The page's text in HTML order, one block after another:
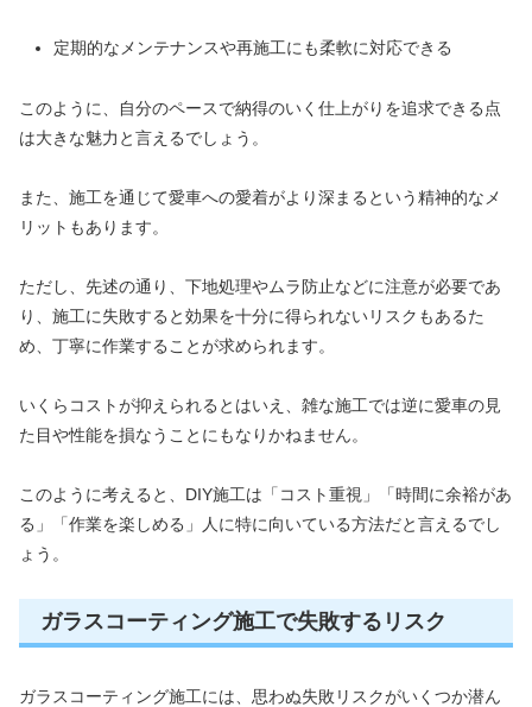
定期的なメンテナンスや再施工にも柔軟に対応できる
このように、自分のペースで納得のいく仕上がりを追求できる点
は大きな魅力と言えるでしょう。
また、施工を通じて愛車への愛着がより深まるという精神的なメ
リットもあります。
ただし、先述の通り、下地処理やムラ防止などに注意が必要であ
り、施工に失敗すると効果を十分に得られないリスクもあるた
め、丁寧に作業することが求められます。
いくらコストが抑えられるとはいえ、雑な施工では逆に愛車の見
た目や性能を損なうことにもなりかねません。
このように考えると、DIY施工は「コスト重視」「時間に余裕があ
る」「作業を楽しめる」人に特に向いている方法だと言えるでし
ょう。
ガラスコーティング施工で失敗するリスク
ガラスコーティング施工には、思わぬ失敗リスクがいくつか潜ん